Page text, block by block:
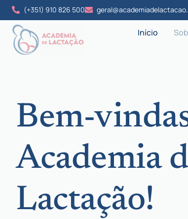
www.academiadelactacao.pt
(+351) 910 826 500
Início
Bem-
Academia
Lactação!